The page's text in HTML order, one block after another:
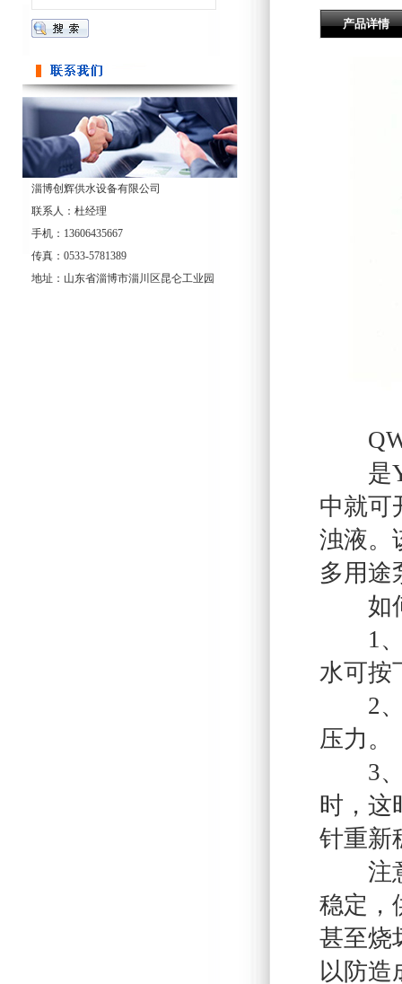
产品详情
QW
是Yw
中就可
浊液。
多用途
如何
1、
水可按
2、
压力。
3、
时，这
针重新
注意
稳定，
甚至烧
以防造
淄博创辉供水设备有限公司
联系人：杜经理
手机：13606435667
传真：0533-5781389
地址：山东省淄博市淄川区昆仑工业园